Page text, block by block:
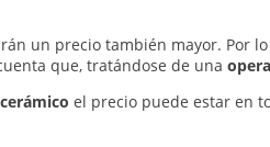
un precio también mayor. Por
que, tratándose de una
el precio puede estar en